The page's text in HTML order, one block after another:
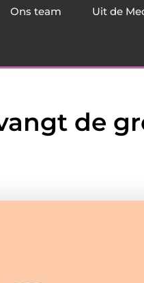
Ons team Uit de
de